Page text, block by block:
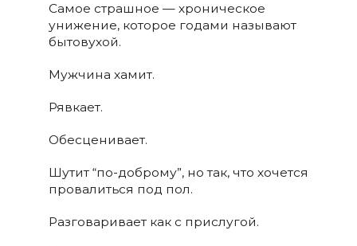
Самое страшное — хроническое
унижение, которое годами называют
бытовухой.
Мужчина хамит.
Рявкает.
Обесценивает.
Шутит “по-доброму”, но так, что хочется
провалиться под пол.
Разговаривает как с прислугой.